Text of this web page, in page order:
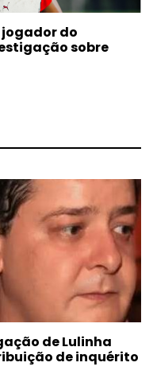
do
sobre
de Lulinha
de inquérito